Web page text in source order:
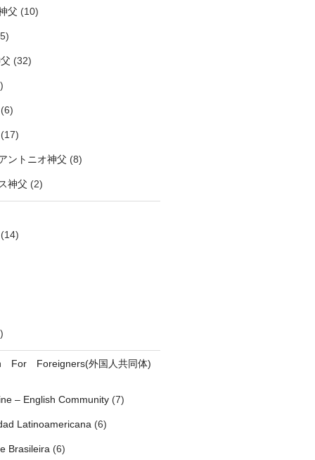
父 (10)
(32)
(6)
(17)
ントニオ神父 (8)
神父 (2)
(14)
For Foreigners(外国人共同体)
– English Community(7)
Latinoamericana (6)
Brasileira (6)